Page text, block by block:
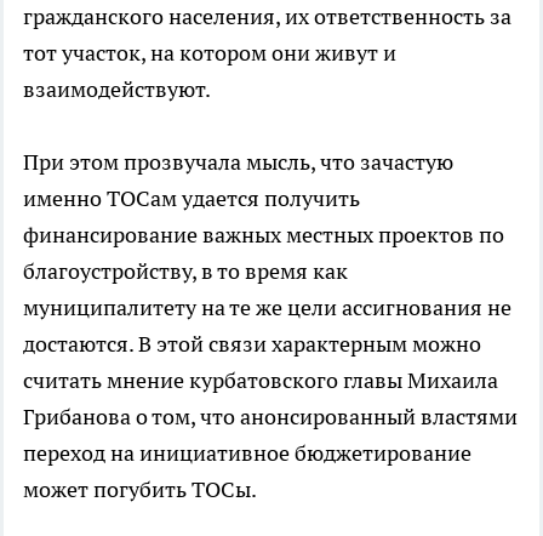
гражданского населения, их ответственность за
тот участок, на котором они живут и
взаимодействуют.
При этом прозвучала мысль, что зачастую
именно ТОСам удается получить
финансирование важных местных проектов по
благоустройству, в то время как
муниципалитету на те же цели ассигнования не
достаются. В этой связи характерным можно
считать мнение курбатовского главы Михаила
Грибанова о том, что анонсированный властями
переход на инициативное бюджетирование
может погубить ТОСы.